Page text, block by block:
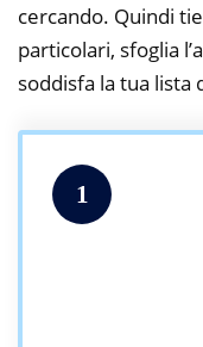
cercando. Quindi
particolari, sfoglia
soddisfa la tua lista
1